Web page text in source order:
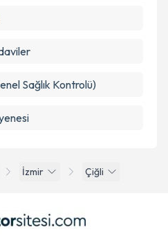
İzmir Çiğli
Sağlık Kontrolü)